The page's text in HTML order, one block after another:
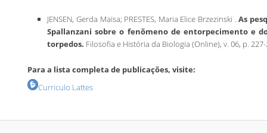
JENSEN, Gerda Maisa; PRESTES, Maria Elice Brzezinski .As
Spallanzani sobre o fenõmeno de entorpecimento e
torpedos. Filosofia e História da Biologia (Online), v. 06, p.
Para a lista completa de publicações, visite:
Curriculo Lattes